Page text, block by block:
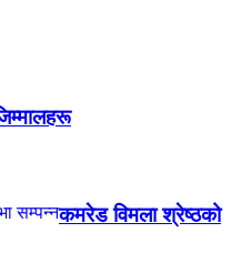
कमरेड विमला श्रेष्ठको